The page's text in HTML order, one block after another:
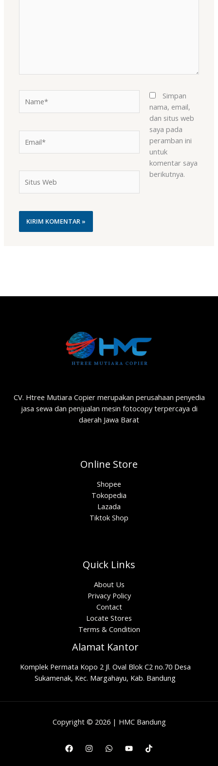
Web
Simpan
nama, email,
dan situs web
saya pada
peramban ini
untuk
komentar saya
berikutnya.
CV. Htree Mutiara Copier merupakan perusahaan penyedia
jasa sewa dan penjualan mesin fotocopy terpercaya di
daerah Jawa Barat
Online Store
Shopee
Tokopedia
Lazada
Tiktok Shop
Quick Links
About Us
Privacy Policy
Contact
Locate Stores
Terms & Condition
Alamat Kantor
Komplek Permata Kopo 2 Jl. Oval Blok C2 no.70 Desa
Sukamenak, Kec. Margahayu, Kab. Bandung
Copyright © 2026 | HMC Bandung